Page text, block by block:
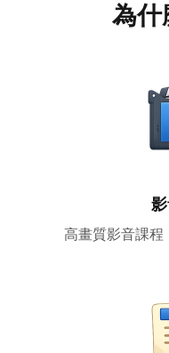
為什
高畫質影音課程